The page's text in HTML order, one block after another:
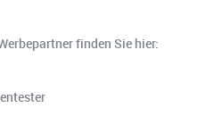
finden Sie hier: